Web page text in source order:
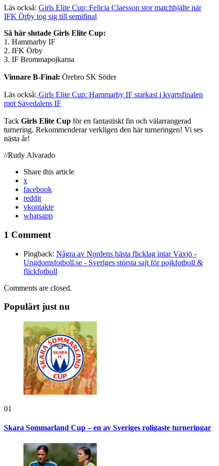
Läs också: Girls Elite Cup: Felicia Claesson stor matchhjälte när
IFK Örby tog sig till semifinal
Så här slutade Girls Elite Cup:
1. Hammarby IF
2. IFK Örby
3. IF Brommapojkarna
Vinnare B-Final: Örebro SK Söder
Läs också: Girls Elite Cup: Hammarby IF starkast i kvartsfinalen
mot Sävedalens IF
Tack Girls Elite Cup för en fantastiskt fin och välarrangerad
turnering. Rekommenderar verkligen den här turneringen! Vi ses
nästa år!
//Rudy Alvarado
Share this article
x
facebook
reddit
vkontakte
whatsapp
1 Comment
Pingback: Några av Nordens bästa flicklag intar Växjö -
Ungdomsfotboll.se - Sveriges största sajt för pojkfotboll &
flickfotboll
Comments are closed.
Populärt just nu
01
Skara Sommarland Cup – en av Sveriges roligaste turneringar